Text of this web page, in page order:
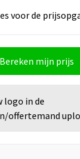
voor de
Bereken mijn prijs
logo in de
offertemand